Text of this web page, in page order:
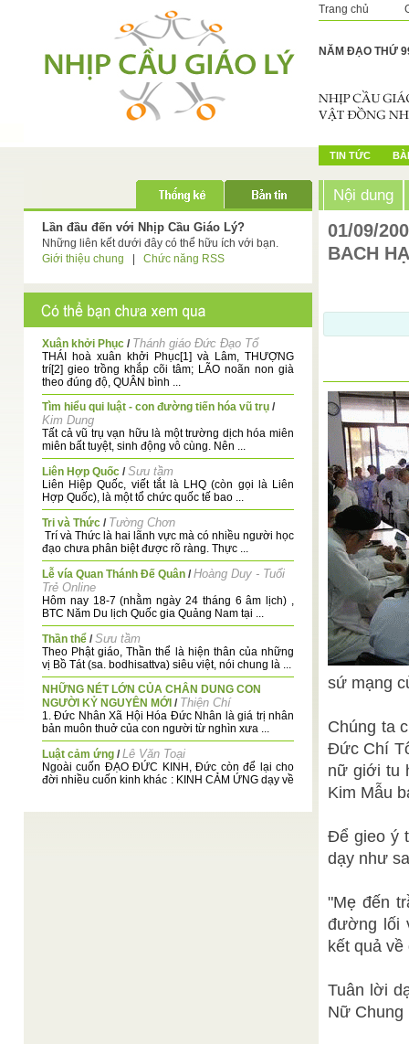
Trang chủ
NĂM ĐẠO THỨ
TIN TỨC
Lần đầu đến với Nhịp Cầu Giáo Lý?
Những liên kết dưới đây có thể hữu ích với bạn.
Giới thiệu chung
Chức năng RSS
Xuân khởi Phục / Thánh giáo Đức Đạo Tổ
THÁI hoà xuân khởi Phục[1] và Lâm, THƯỢNG
trí[2] gieo trồng khắp cõi tâm; LÃO noãn non già
theo đúng độ, QUÂN bình ...
Tìm hiểu qui luật - con đường tiến hóa vũ trụ /
Kim Dung
Tất cả vũ trụ vạn hữu là một trường dịch hóa miên
miên bất tuyệt, sinh động vô cùng. Nên ...
Liên Hợp Quốc /Sưu tầm
Liên Hiệp Quốc, viết tắt là LHQ (còn gọi là Liên
Hợp Quốc), là một tổ chức quốc tế bao ...
Tri và Thức / Tường Chơn
Trí và Thức là hai lãnh vực mà có nhiều người học
đạo chưa phân biệt được rõ ràng. Thực ...
Lễ vía Quan Thánh Đế Quân /Hoàng Duy - Tuổi
Trẻ Online
Hôm nay 18-7 (nhằm ngày 24 tháng 6 âm lịch) ,
BTC Năm Du lịch Quốc gia Quảng Nam tại ...
Thần thể /Sưu tầm
Theo Phật giáo, Thần thể là hiện thân của những
vị Bồ Tát (sa. bodhisattva) siêu việt, nói chung là ...
NHỮNG NÉT LỚN CỦA CHÂN DUNG CON
NGƯỜI KỶ NGUYÊN MỚI / Thiện Chí
1. Đức Nhân Xã Hội Hóa Đức Nhân là giá trị nhân
bản muôn thuở của con người từ nghìn xưa ...
Luật cảm ứng /Lê Văn Toại
Ngoài cuốn ĐẠO ĐỨC KINH, Đức còn để lại cho
đời nhiều cuốn kinh khác : KINH CẢM ỨNG dạy về
Nội dung
01/09/
BACH
sứ mạng
Chúng ta
Đức Chí
nữ giới tu
Kim Mẫu
Để gieo ý
dạy như
"Mẹ đến
đường lối
kết quả
Tuân lời
Nữ Chung